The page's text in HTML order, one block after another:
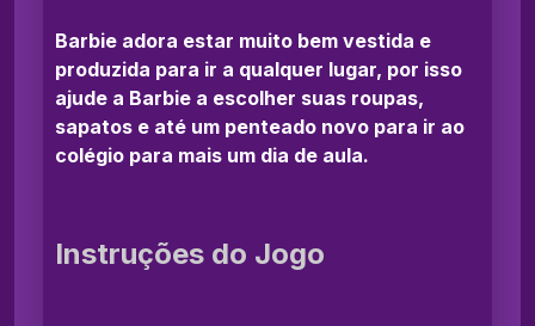
Barbie adora estar muito bem vestida e
produzida para ir a qualquer lugar, por isso
ajude a Barbie a escolher suas roupas,
sapatos e até um penteado novo para ir ao
colégio para mais um dia de aula.
Instruções do Jogo